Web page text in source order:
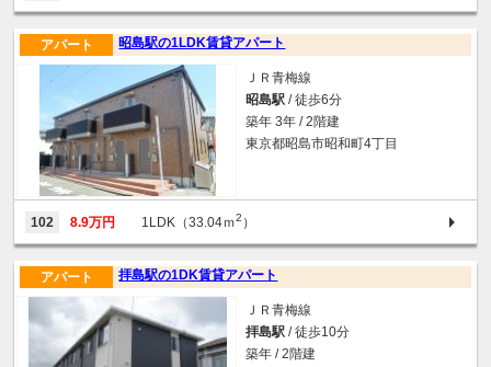
昭島駅の1LDK賃貸アパート
アパート
ＪＲ青梅線
昭島駅 / 徒歩6分
築年 3年 / 2階建
東京都昭島市昭和町4丁目
102 8.9万円 1LDK（33.04ｍ2 ）
拝島駅の1DK賃貸アパート
アパート
ＪＲ青梅線
拝島駅 / 徒歩10分
築年 / 2階建